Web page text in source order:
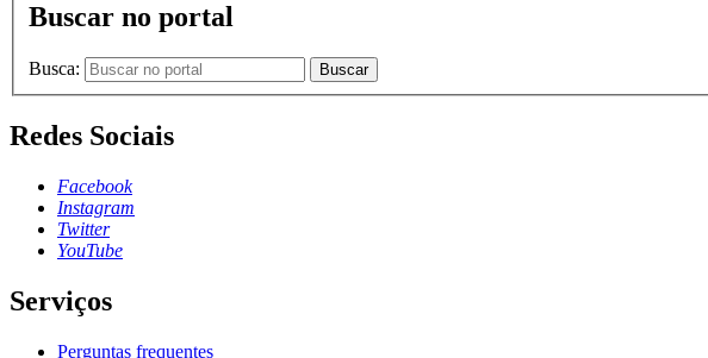
Buscar no portal
Busca: Buscar
Redes Sociais
Facebook
Instagram
Twitter
YouTube
Serviços
Perguntas frequentes